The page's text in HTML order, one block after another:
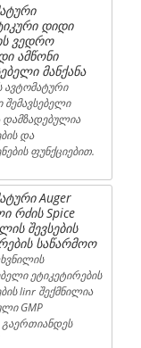
დიდი
ვედრო
ამწონი
მანქანა
შემავსებელი
დამზადებულია
და
ფუნქციებით.
Auger
რძის Spice
შევსების
საწარმოო
ეტიკეტირების
linr შექმნილია
GMP
გაერთიანდეს